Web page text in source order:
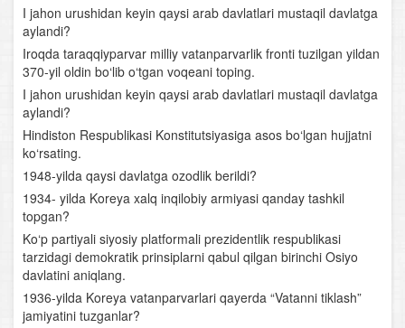
Amir Temur davlati
Temuriylar saltanatida ijtimoiy-iqtisodiy va madaniy
hayot
Industrial jamiyatning shakllanishi
O‘rta Osiyo davlatlarida madaniy hayot
XIX asr ikkinchi yarmi- XX asr boshlarida qoraqalpoqlar
1929-1933-yillardagi jahon iqtisodiy inqirozi
Sharqiy Yevropa va Bolqon davlatlari ikkita jahon
urushi oralig‘ida
I jahon urushidan keyin qaysi arab davlatlari mustaqil davlatga
aylandi?
Iroqda taraqqiyparvar milliy vatanparvarlik fronti tuzilgan yildan
370-yil oldin bo‘lib o‘tgan voqeani toping.
I jahon urushidan keyin qaysi arab davlatlari mustaqil davlatga
aylandi?
Hindiston Respublikasi Konstitutsiyasiga asos bo‘lgan hujjatni
ko‘rsating.
1948-yilda qaysi davlatga ozodlik berildi?
1934- yilda Koreya xalq inqilobiy armiyasi qanday tashkil
topgan?
Ko‘p partiyali siyosiy platformali prezidentlik respublikasi
tarzidagi demokratik prinsiplarni qabul qilgan birinchi Osiyo
davlatini aniqlang.
1936-yilda Koreya vatanparvarlari qayerda “Vatanni tiklash”
jamiyatini tuzganlar?